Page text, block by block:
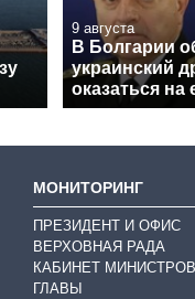
9 августа
В Болгарии
украинский
оказаться на
МОНИТОРИНГ
ПРЕЗИДЕНТ И ОФИС
ВЕРХОВНАЯ РАДА
КАБИНЕТ МИНИСТРОВ
ГЛАВЫ